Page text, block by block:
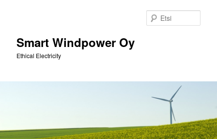
Smart Windpower Oy
Ethical Electricity